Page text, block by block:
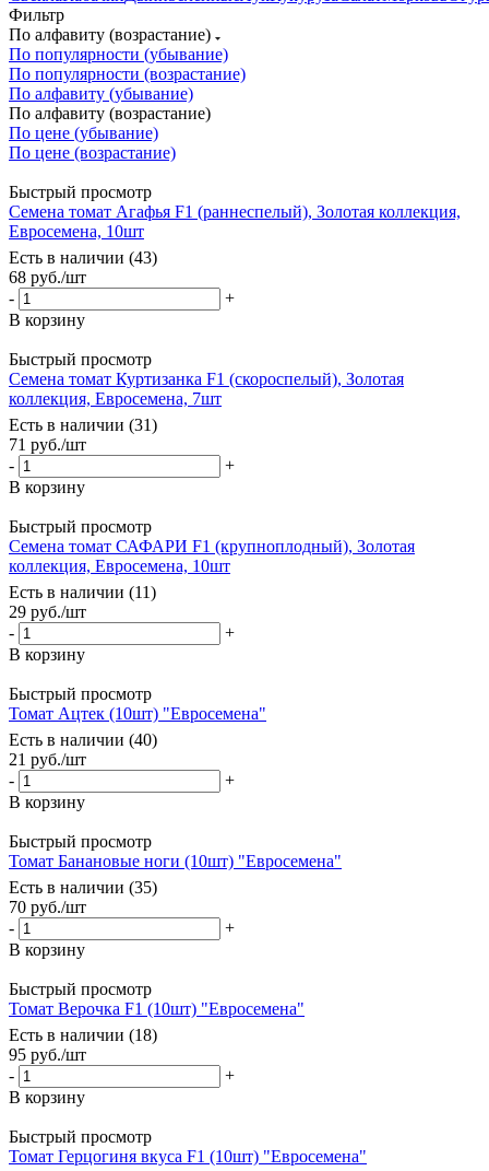
Фильтр
По алфавиту (возрастание)
По популярности (убывание)
По популярности (возрастание)
По алфавиту (убывание)
По алфавиту (возрастание)
По цене (убывание)
По цене (возрастание)
Быстрый просмотр
Семена томат Агафья F1 (раннеспелый), Золотая коллекция,
Евросемена, 10шт
Есть в наличии (43)
68 руб./шт
-
+
В корзину
Быстрый просмотр
Семена томат Куртизанка F1 (скороспелый), Золотая
коллекция, Евросемена, 7шт
Есть в наличии (31)
71 руб./шт
-
+
В корзину
Быстрый просмотр
Семена томат САФАРИ F1 (крупноплодный), Золотая
коллекция, Евросемена, 10шт
Есть в наличии (11)
29 руб./шт
-
+
В корзину
Быстрый просмотр
Томат Ацтек (10шт) "Евросемена"
Есть в наличии (40)
21 руб./шт
-
+
В корзину
Быстрый просмотр
Томат Банановые ноги (10шт) "Евросемена"
Есть в наличии (35)
70 руб./шт
-
+
В корзину
Быстрый просмотр
Томат Верочка F1 (10шт) "Евросемена"
Есть в наличии (18)
95 руб./шт
-
+
В корзину
Быстрый просмотр
Томат Герцогиня вкуса F1 (10шт) "Евросемена"